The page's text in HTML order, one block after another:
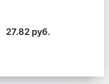
27.82 руб.